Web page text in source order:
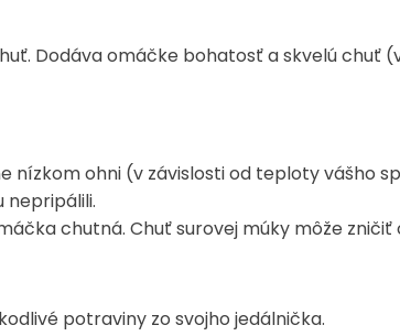
Dodáva omáčke bohatosť a skvelú chuť
ohni (v závislosti od teploty vášho
nepripálili.
chutná. Chuť surovej múky môže
potraviny zo svojho jedálnička.